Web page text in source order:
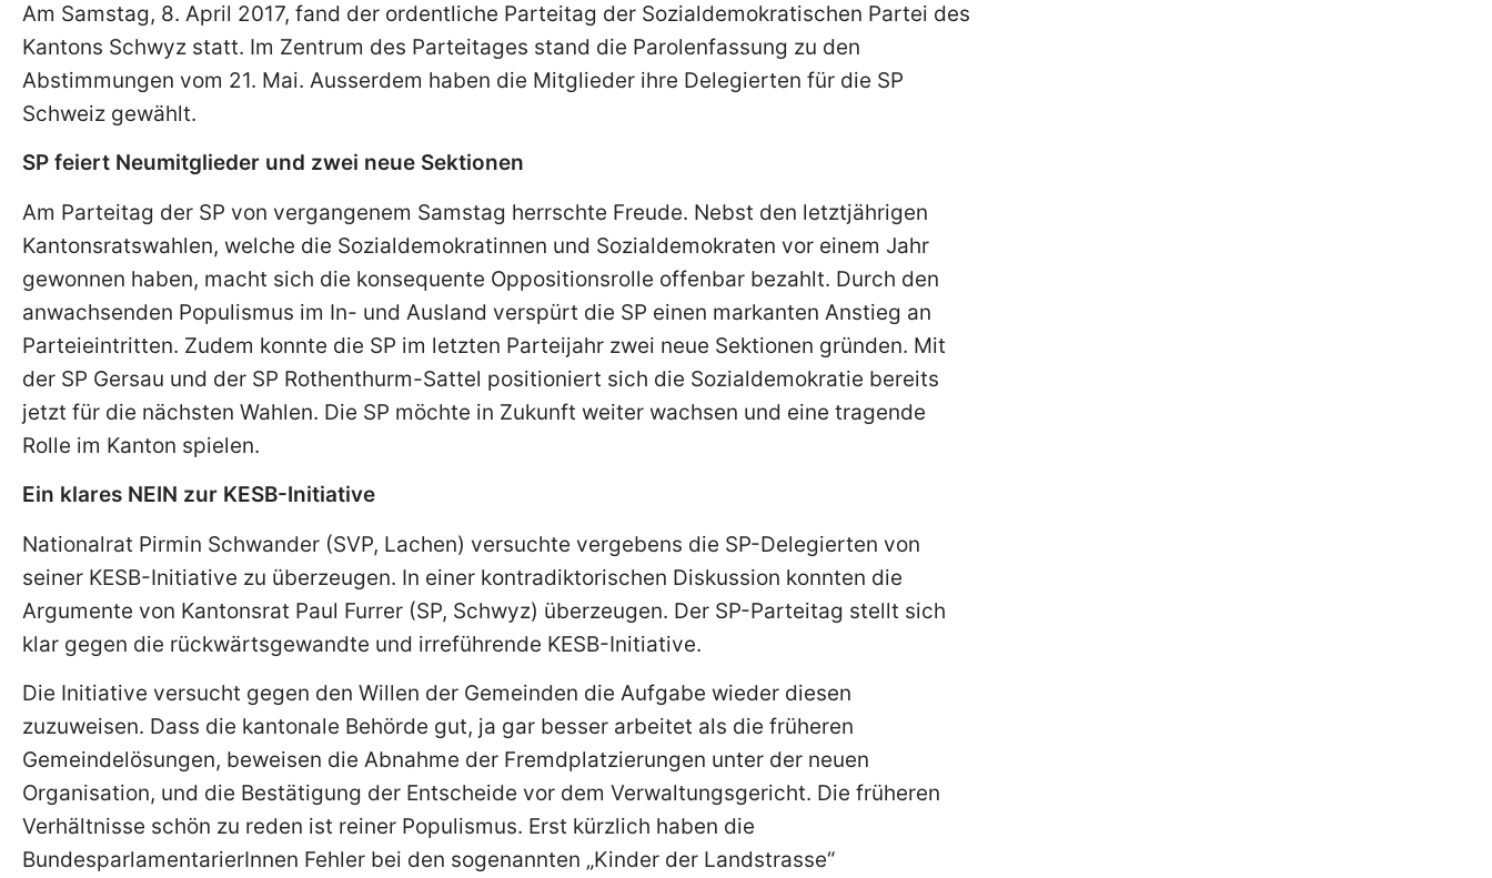
Am Samstag, 8. April 2017, fand der ordentliche Parteitag der Sozialdemokratischen Partei des
Kantons Schwyz statt. Im Zentrum des Parteitages stand die Parolenfassung zu den
Abstimmungen vom 21. Mai. Ausserdem haben die Mitglieder ihre Delegierten für die SP
Schweiz gewählt.
SP feiert Neumitglieder und zwei neue Sektionen
Am Parteitag der SP von vergangenem Samstag herrschte Freude. Nebst den letztjährigen
Kantonsratswahlen, welche die Sozialdemokratinnen und Sozialdemokraten vor einem Jahr
gewonnen haben, macht sich die konsequente Oppositionsrolle offenbar bezahlt. Durch den
anwachsenden Populismus im In- und Ausland verspürt die SP einen markanten Anstieg an
Parteieintritten. Zudem konnte die SP im letzten Parteijahr zwei neue Sektionen gründen. Mit
der SP Gersau und der SP Rothenthurm-Sattel positioniert sich die Sozialdemokratie bereits
jetzt für die nächsten Wahlen. Die SP möchte in Zukunft weiter wachsen und eine tragende
Rolle im Kanton spielen.
Ein klares NEIN zur KESB-Initiative
Nationalrat Pirmin Schwander (SVP, Lachen) versuchte vergebens die SP-Delegierten von
seiner KESB-Initiative zu überzeugen. In einer kontradiktorischen Diskussion konnten die
Argumente von Kantonsrat Paul Furrer (SP, Schwyz) überzeugen. Der SP-Parteitag stellt sich
klar gegen die rückwärtsgewandte und irreführende KESB-Initiative.
Die Initiative versucht gegen den Willen der Gemeinden die Aufgabe wieder diesen
zuzuweisen. Dass die kantonale Behörde gut, ja gar besser arbeitet als die früheren
Gemeindelösungen, beweisen die Abnahme der Fremdplatzierungen unter der neuen
Organisation, und die Bestätigung der Entscheide vor dem Verwaltungsgericht. Die früheren
Verhältnisse schön zu reden ist reiner Populismus. Erst kürzlich haben die
BundesparlamentarierInnen Fehler bei den sogenannten „Kinder der Landstrasse“